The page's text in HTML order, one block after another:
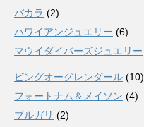
バカラ (2)
ハワイアンジュエリー (6)
マウイダイバーズジュエリー
ビングオーグレンダール (10)
フォートナム＆メイソン (4)
ブルガリ (2)